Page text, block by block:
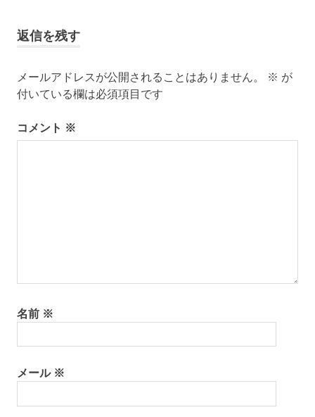
ビ
ー
ョ
返信を残す
メールアドレスが公開されることはありません。 ※ が
付いている欄は必須項目です
コメント ※
名前 ※
メール ※